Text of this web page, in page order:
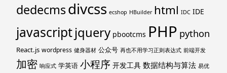
dedecmsdivcss ecshop HBuilder html IDC IDE
javascriptjquery pbootcms PHP python
React.js wordpress 健身器材 公众号 再也不用学习正则表达式 前端开发
加密 响应式 学英语 小程序 开发工具 数据结构与算法 易优